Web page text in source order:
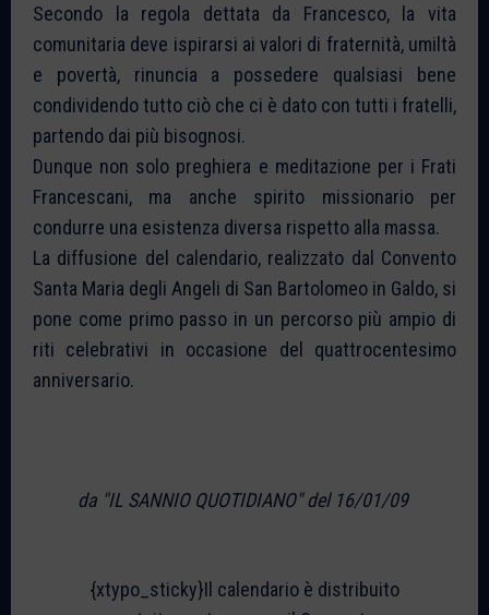
Secondo la regola dettata da Francesco, la vita
comunitaria deve ispirarsi ai valori di fraternità, umiltà
e povertà, rinuncia a possedere qualsiasi bene
condividendo tutto ciò che ci è dato con tutti i fratelli,
partendo dai più bisognosi.
Dunque non solo preghiera e meditazione per i Frati
Francescani, ma anche spirito missionario per
condurre una esistenza diversa rispetto alla massa.
La diffusione del calendario, realizzato dal Convento
Santa Maria degli Angeli di San Bartolomeo in Galdo, si
pone come primo passo in un percorso più ampio di
riti celebrativi in occasione del quattrocentesimo
anniversario.
da "IL SANNIO QUOTIDIANO" del 16/01/09
{xtypo_sticky}Il calendario è distribuito